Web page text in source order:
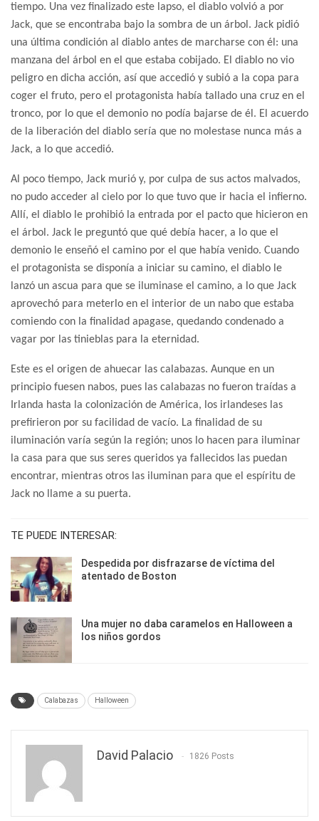
tiempo. Una vez finalizado este lapso, el diablo volvió a por
Jack, que se encontraba bajo la sombra de un árbol. Jack pidió
una última condición al diablo antes de marcharse con él: una
manzana del árbol en el que estaba cobijado. El diablo no vio
peligro en dicha acción, así que accedió y subió a la copa para
coger el fruto, pero el protagonista había tallado una cruz en el
tronco, por lo que el demonio no podía bajarse de él. El acuerdo
de la liberación del diablo sería que no molestase nunca más a
Jack, a lo que accedió.
Al poco tiempo, Jack murió y, por culpa de sus actos malvados,
no pudo acceder al cielo por lo que tuvo que ir hacia el infierno.
Allí, el diablo le prohibió la entrada por el pacto que hicieron en
el árbol. Jack le preguntó que qué debía hacer, a lo que el
demonio le enseñó el camino por el que había venido. Cuando
el protagonista se disponía a iniciar su camino, el diablo le
lanzó un ascua para que se iluminase el camino, a lo que Jack
aprovechó para meterlo en el interior de un nabo que estaba
comiendo con la finalidad apagase, quedando condenado a
vagar por las tinieblas para la eternidad.
Este es el origen de ahuecar las calabazas. Aunque en un
principio fuesen nabos, pues las calabazas no fueron traídas a
Irlanda hasta la colonización de América, los irlandeses las
prefirieron por su facilidad de vacío. La finalidad de su
iluminación varía según la región; unos lo hacen para iluminar
la casa para que sus seres queridos ya fallecidos las puedan
encontrar, mientras otros las iluminan para que el espíritu de
Jack no llame a su puerta.
TE PUEDE INTERESAR:
Despedida por disfrazarse de víctima del
atentado de Boston
Una mujer no daba caramelos en Halloween a
los niños gordos
Calabazas Halloween
David Palacio 1826 Posts